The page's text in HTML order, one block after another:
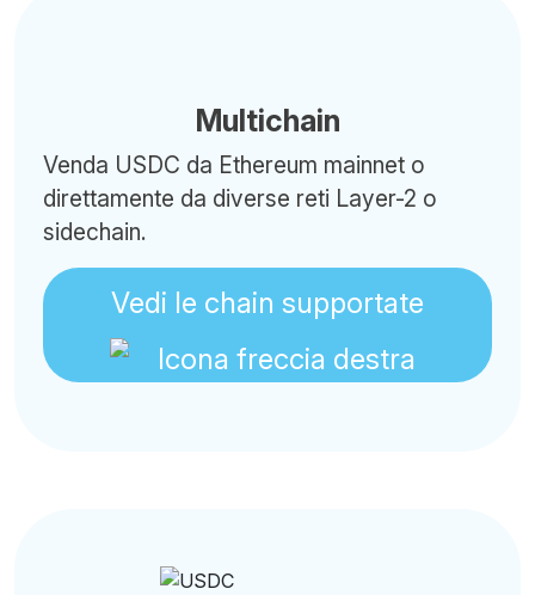
Multichain
Venda USDC da Ethereum mainnet o
direttamente da diverse reti Layer-2 o
sidechain.
Vedi le chain supportate